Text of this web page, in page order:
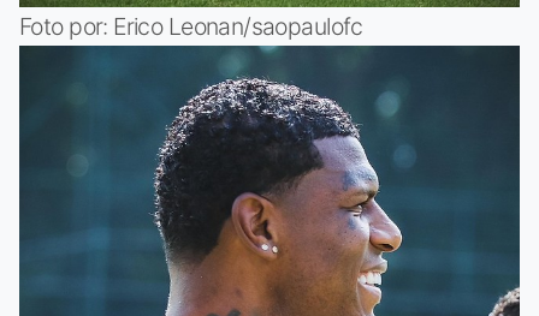
Foto por: Erico Leonan/saopaulofc